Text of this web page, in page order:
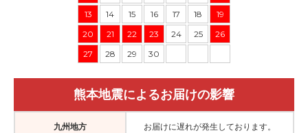
13
14 15 16 17 18
19
20
21 22 23 24 25
26
27
28 29 30
熊本地震によるお届けの影響
九州地方 お届けに遅れが発生しております。